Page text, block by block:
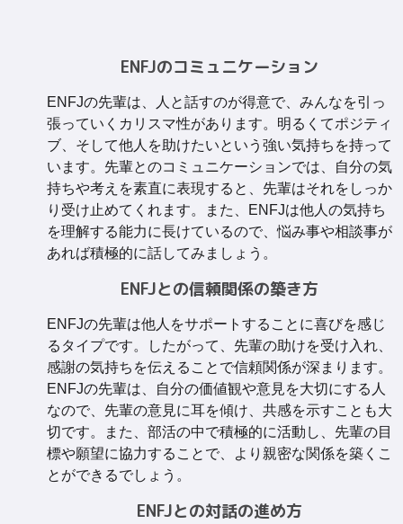
ENFJのコミュニケーション
ENFJの先輩は、人と話すのが得意で、みんなを引っ
張っていくカリスマ性があります。明るくてポジティ
ブ、そして他人を助けたいという強い気持ちを持って
います。先輩とのコミュニケーションでは、自分の気
持ちや考えを素直に表現すると、先輩はそれをしっか
り受け止めてくれます。また、ENFJは他人の気持ち
を理解する能力に長けているので、悩み事や相談事が
あれば積極的に話してみましょう。
ENFJとの信頼関係の築き方
ENFJの先輩は他人をサポートすることに喜びを感じ
るタイプです。したがって、先輩の助けを受け入れ、
感謝の気持ちを伝えることで信頼関係が深まります。
ENFJの先輩は、自分の価値観や意見を大切にする人
なので、先輩の意見に耳を傾け、共感を示すことも大
切です。また、部活の中で積極的に活動し、先輩の目
標や願望に協力することで、より親密な関係を築くこ
とができるでしょう。
ENFJとの対話の進め方